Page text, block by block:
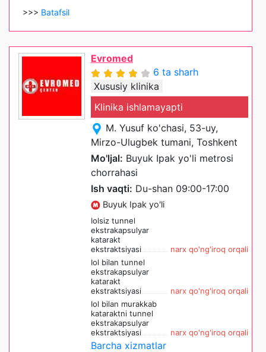
>>> Batafsil
Evromed
6 ta sharh
Xususiy klinika
Klinika ishlamayapti
M. Yusuf ko'chasi, 53-uy,
Mirzo-Ulugbek tumani, Toshkent
Mo'ljal: Buyuk Ipak yo'li metrosi
chorrahasi
Ish vaqti: Du-shan 09:00-17:00
Buyuk Ipak yo'li
Iolsiz tunnel
ekstrakapsulyar
katarakt
ekstraktsiyasi
narx qo'ng'iroq orqali
Iol bilan tunnel
ekstrakapsulyar
katarakt
ekstraktsiyasi
narx qo'ng'iroq orqali
Iol bilan murakkab
kataraktni tunnel
ekstrakapsulyar
ekstraktsiyasi
narx qo'ng'iroq orqali
Barcha xizmatlar